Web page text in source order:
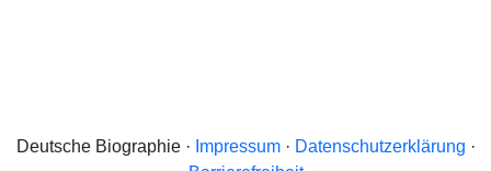
Deutsche Biographie · Impressum· Datenschutzerklärung ·